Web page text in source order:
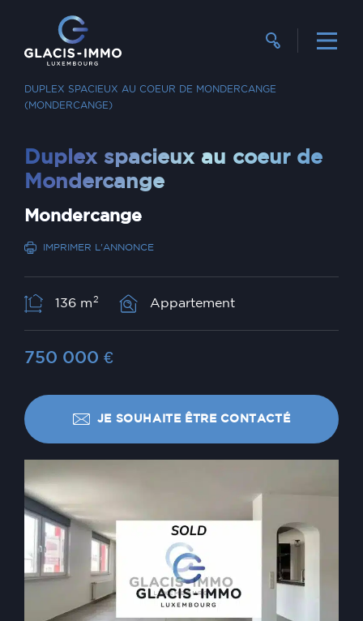
DUPLEX SPACIEUX AU COEUR DE MONDERCANGE
(MONDERCANGE)
Duplex spacieux au coeur de
Mondercange
Mondercange
IMPRIMER L'ANNONCE
136 m 2 Appartement
750 000 €
JE SOUHAITE ÊTRE CONTACTÉ